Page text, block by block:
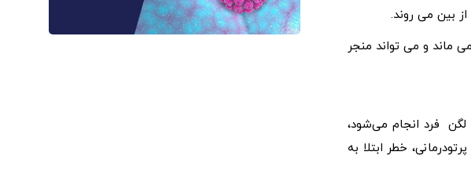
بین می روند.
ماند و می تواند منجر
لگن فرد انجام می‌شود،
خطر ابتلا به